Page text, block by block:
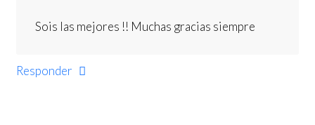
Sois las mejores !! Muchas gracias siempre
Responder